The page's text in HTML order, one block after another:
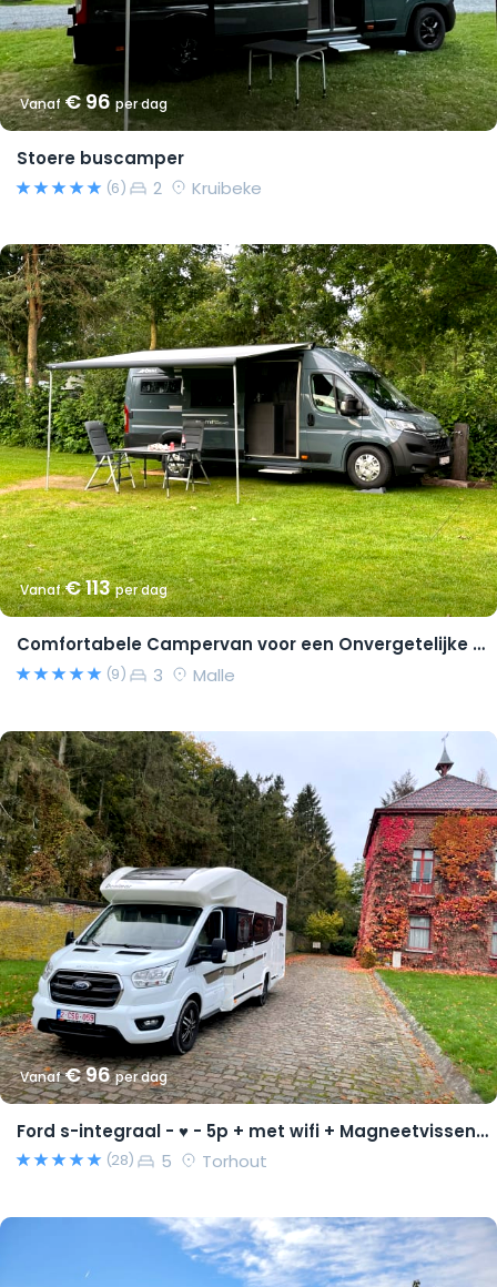
Vanaf€ 96per dag
Stoere buscamper
(6) 2 Kruibeke
Vanaf€ 113per dag
Comfortabele Campervan voor een Onvergetelijke Reis!
(9) 3 Malle
Vanaf€ 96per dag
Ford s-integraal - ♥ - 5p + met wifi + Magneetvissen PRO pakket
(28) 5 Torhout